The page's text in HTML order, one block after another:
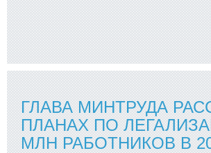
ГЛАВА МИНТРУДА
ПЛАНАХ ПО
МЛН РАБОТНИКОВ В